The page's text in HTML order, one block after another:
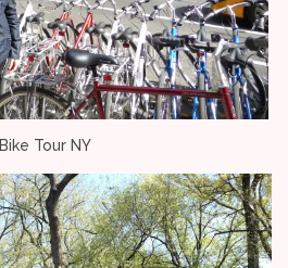
Bike Tour NY